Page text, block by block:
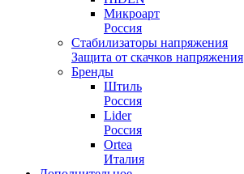
Микроарт
Россия
Стабилизаторы напряжения
Защита от скачков напряжения
Бренды
Штиль
Россия
Lider
Россия
Ortea
Италия